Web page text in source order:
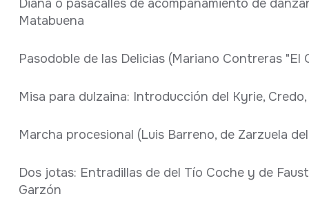
Diana o pasacalles de acompañamiento de
Matabuena
Pasodoble de las Delicias (Mariano Contreras "El
Misa para dulzaina: Introducción del Kyrie, Credo,
Marcha procesional (Luis Barreno, de Zarzuela
Dos jotas: Entradillas de del Tío Coche y de
Garzón